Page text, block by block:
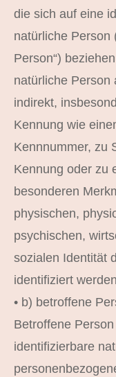
die sich auf eine
natürliche Person
Person“)
natürliche Person
indirekt,
Kennung wie
Kennnummer, zu
Kennung oder zu
besonderen
physischen,
psychischen,
sozialen Identität
identifiziert
• b) betroffene
Betroffene
identifizierbare